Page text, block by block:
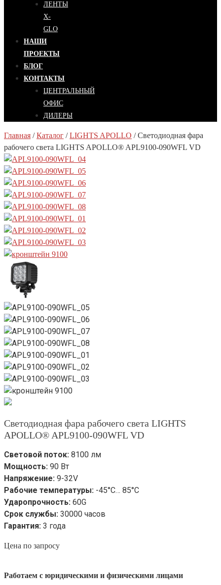
ЛЕНТЫ
X-
GLO
НАШИ
ПРОЕКТЫ
БЛОГ
КОНТАКТЫ
ЦЕНТРАЛЬНЫЙ
ОФИС
ДИЛЕРЫ
Главная / Каталог / LIGHTS APOLLO / Светодиодная фара
рабочего света LIGHTS APOLLO® APL9100-090WFL VD
Светодиодная фара рабочего света LIGHTS
APOLLO® APL9100-090WFL VD
Световой поток: 8100 лм
Мощность: 90 Вт
Напряжение: 9-32V
Рабочие температуры: -45°С… 85°С
Ударопрочность: 60G
Срок службы: 30000 часов
Гарантия: 3 года
Цена по запросу
Работаем с юридическими и физическими лицами